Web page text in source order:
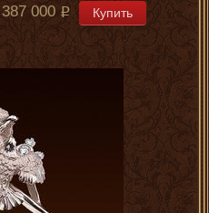
387 000 Купить